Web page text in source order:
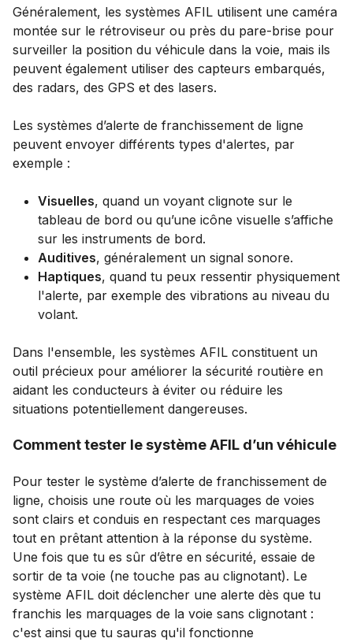
Généralement, les systèmes AFIL utilisent une caméra
montée sur le rétroviseur ou près du pare-brise pour
surveiller la position du véhicule dans la voie, mais ils
peuvent également utiliser des capteurs embarqués,
des radars, des GPS et des lasers.
Les systèmes d’alerte de franchissement de ligne
peuvent envoyer différents types d'alertes, par
exemple :
Visuelles, quand un voyant clignote sur le
tableau de bord ou qu’une icône visuelle s’affiche
sur les instruments de bord.
Auditives, généralement un signal sonore.
Haptiques, quand tu peux ressentir physiquement
l'alerte, par exemple des vibrations au niveau du
volant.
Dans l'ensemble, les systèmes AFIL constituent un
outil précieux pour améliorer la sécurité routière en
aidant les conducteurs à éviter ou réduire les
situations potentiellement dangereuses.
Comment tester le système AFIL d’un véhicule
Pour tester le système d’alerte de franchissement de
ligne, choisis une route où les marquages de voies
sont clairs et conduis en respectant ces marquages
tout en prêtant attention à la réponse du système.
Une fois que tu es sûr d’être en sécurité, essaie de
sortir de ta voie (ne touche pas au clignotant). Le
système AFIL doit déclencher une alerte dès que tu
franchis les marquages de la voie sans clignotant :
c'est ainsi que tu sauras qu'il fonctionne